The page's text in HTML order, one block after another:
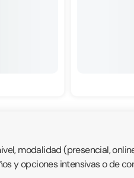
modalidad (presencial,
y opciones intensivas o de